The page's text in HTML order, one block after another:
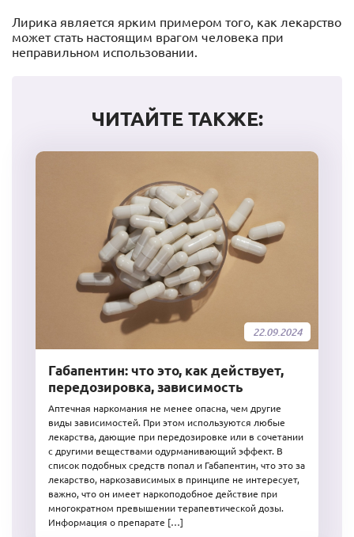
Лирика является ярким примером того, как лекарство
может стать настоящим врагом человека при
неправильном использовании.
ЧИТАЙТЕ ТАКЖЕ:
22.09.2024
Габапентин: что это, как действует,
передозировка, зависимость
Аптечная наркомания не менее опасна, чем другие
виды зависимостей. При этом используются любые
лекарства, дающие при передозировке или в сочетании
с другими веществами одурманивающий эффект. В
список подобных средств попал и Габапентин, что это за
лекарство, наркозависимых в принципе не интересует,
важно, что он имеет наркоподобное действие при
многократном превышении терапевтической дозы.
Информация о препарате […]